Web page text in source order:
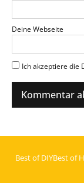
Deine Webseite
Ich akzeptiere die
Best of DIYBest of